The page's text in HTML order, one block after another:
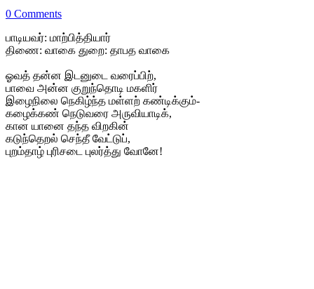
0 Comments
பாடியவர்: மாற்பித்தியார்
திணை: வாகை துறை: தாபத வாகை
ஓவத் தன்ன இடனுடை வரைப்பிற்,
பாவை அன்ன குறுந்தொடி மகளிர்
இழைநிலை நெகிழ்ந்த மள்ளற் கண்டிக்கும்-
கழைக்கண் நெடுவரை அருவியாடிக்,
கான யானை தந்த விறகின்
கடுந்தெறல் செந்தீ வேட்டுப்,
புறம்தாழ் புரிசடை புலர்த்து வோனே!